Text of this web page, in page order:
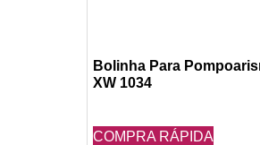
Bolinha Para
XW 1034
COMPRA RÁPIDA